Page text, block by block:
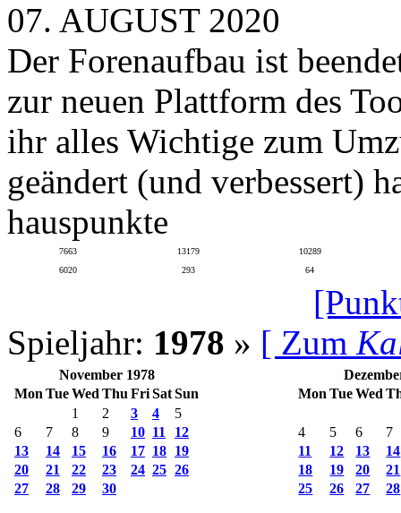
07. AUGUST 2020
Der Forenaufbau ist
zur neuen Plattform des
ihr alles Wichtige zum
geändert (und verbessert)
hauspunkte
7663 13179
10289
6020
293 64
Spieljahr: 1978 » [ Zum
November 1978
Mon TueWed Thu FriSatSun
1
2 3 4
5
6
7 8 9 10 11
12
13
14 15 16 17 18 19
20
21 22 23 24 25 26
27
28 29 30
Mon TueWed
4 5 6
7
11
12 13
14
18
19 20
21
25
26 27 28